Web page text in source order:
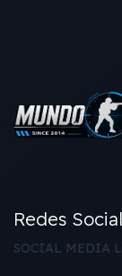
Redes
SOCIAL MEDIA